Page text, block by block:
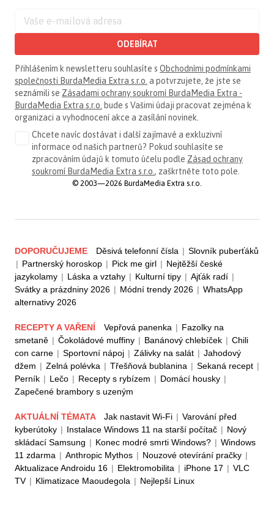
ODEBÍRAT
Přihlášením k newsletteru souhlasíte s Obchodními podmínkami
společnosti BurdaMedia Extra s.r.o. a potvrzujete, že jste se
seznámili se Zásadami ochrany soukromí BurdaMedia Extra -
BurdaMedia Extra s.r.o. bude s Vašimi údaji pracovat zejména k
organizaci a vyhodnocení akce a zasílání novinek.
Chcete navíc dostávat i další zajímavé a exkluzivní
informace od našich partnerů? Pokud souhlasíte se
zpracováním údajů k tomuto účelu podle Zásad ochrany
soukromí BurdaMedia Extra s.r.o. , zaškrtněte toto pole.
© 2003—2026 BurdaMedia Extra s.r.o.
DOPORUČUJEME Děsivá telefonní čísla | Slovník puberťáků
| Partnerský horoskop | Pick me girl | Nejtěžší české
jazykolamy | Láska a vztahy | Kulturní tipy | Ajťák radí |
Svátky a prázdniny 2026 | Módní trendy 2026 | WhatsApp
alternativy 2026
RECEPTY A VAŘENÍ Vepřová panenka | Fazolky na
smetaně | Čokoládové muffiny | Banánový chlebíček | Chili
con carne | Sportovní nápoj | Zálivky na salát | Jahodový
džem | Zelná polévka | Třešňová bublanina | Sekaná recept |
Perník | Lečo | Recepty s rybízem | Domácí housky |
Zapečené brambory s uzeným
AKTUÁLNÍ TÉMATA Jak nastavit Wi-Fi | Varování před
kyberútoky | Instalace Windows 11 na starší počítač | Nový
skládací Samsung | Konec modré smrti Windows? | Windows
11 zdarma | Anthropic Mythos | Nouzové otevírání pračky |
Aktualizace Androidu 16 | Elektromobilita | iPhone 17 | VLC
TV | Klimatizace Maoudegola | Nejlepší Linux